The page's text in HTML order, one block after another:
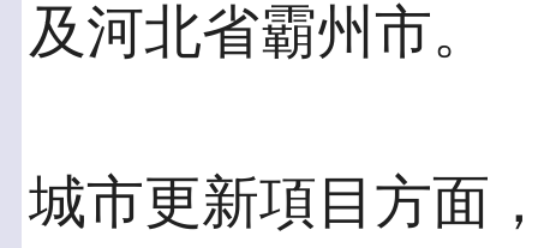
及河北省霸州市。
城市更新項目方面